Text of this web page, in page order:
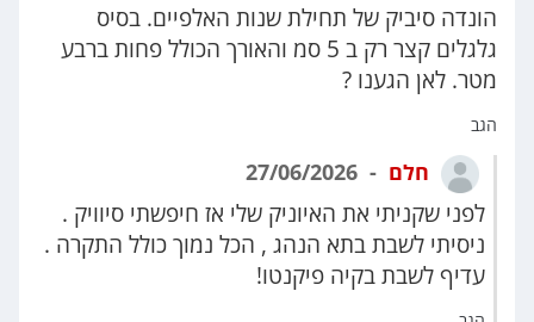
הונדה סיביק של תחילת שנות האלפיים. בסיס
גלגלים קצר רק ב 5 סמ והאורך הכולל פחות ברבע
מטר. לאן הגענו ?
הגב
חלם
לפני שקניתי את האיוניק שלי אז חיפשתי סיוויק .
ניסיתי לשבת בתא הנהג , הכל נמוך כולל התקרה .
עדיף לשבת בקיה פיקנטו!